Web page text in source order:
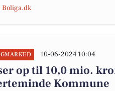
Boliga.dk
10-06-2024 10:04
op til 10,0 mio.
Kommune